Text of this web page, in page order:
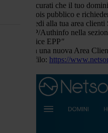
assicurati che il tuo
Whois pubblico e
accedi alla tua area
EPP/Authinfo nella
codice EPP"
crea una nuova Area
profilo: https://